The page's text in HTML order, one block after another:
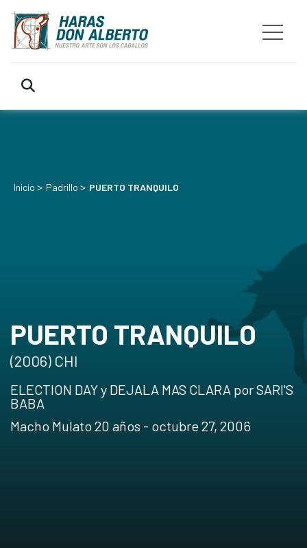
Inicio > Padrillo > PUERTO TRANQUILO
PUERTO TRANQUILO
(2006) CHI
ELECTION DAY y DEJALA MAS CLARA por SARI'S
BABA
Macho Mulato 20 años - octubre 27, 2006